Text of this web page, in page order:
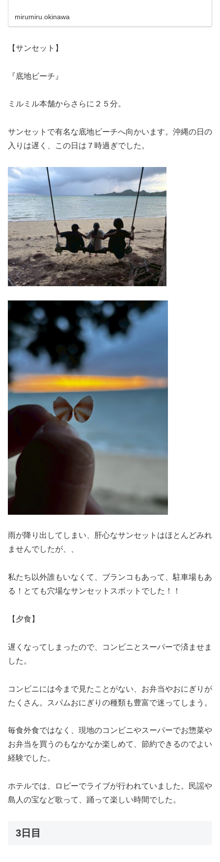
mirumiru.okinawa
【サンセット】
『底地ビーチ』
ミルミル本舗からさらに２５分。
サンセットで有名な底地ビーチへ向かいます。沖縄の日の
入りは遅く、この日は７時過ぎでした。
雨が降り出してしまい、肝心なサンセットはほとんどみれ
ませんでしたが、、
私たち以外誰もいなくて、ブランコもあって、駐車場もあ
る！とても穴場なサンセットスポットでした！！
【夕食】
遅くなってしまったので、コンビニとスーパーで済ませま
した。
コンビニには今まで見たことがない、お弁当やおにぎりが
たくさん。スパムおにぎりの種類も豊富で迷ってしまう。
毎食外食ではなく、現地のコンビニやスーパーでお惣菜や
お弁当を買うのもなかなか楽しめて、節約できるのでよい
経験でした。
ホテルでは、ロビーでライブが行われていました。民謡や
島人の宝など歌って、踊って楽しい時間でした。
3日目